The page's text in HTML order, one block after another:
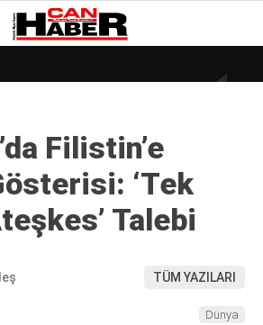
20°
Filistin’e
‘Tek
Talebi
TÜM YAZILARI
Dünya